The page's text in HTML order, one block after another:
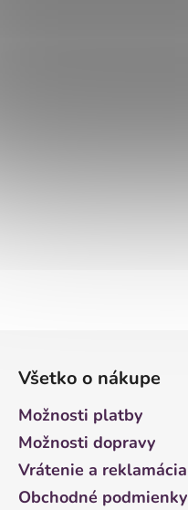
Všetko o nákupe
Možnosti platby
Možnosti dopravy
Vrátenie a reklamácia
Obchodné podmienky